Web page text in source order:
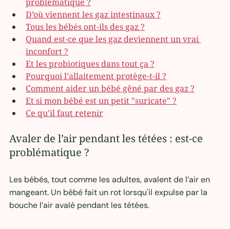
D’où viennent les gaz intestinaux ?
Tous les bébés ont-ils des gaz ?
Quand est-ce que les gaz deviennent un vrai
inconfort ?
Et les probiotiques dans tout ça ?
Pourquoi l’allaitement protège-t-il ?
Comment aider un bébé gêné par des gaz ?
Et si mon bébé est un petit "suricate" ?
Ce qu'il faut retenir
Avaler de l’air pendant les tétées : est-ce
problématique ?
Les bébés, tout comme les adultes, avalent de l’air en
mangeant. Un bébé fait un rot lorsqu'il expulse par la
bouche l’air avalé pendant les tétées.